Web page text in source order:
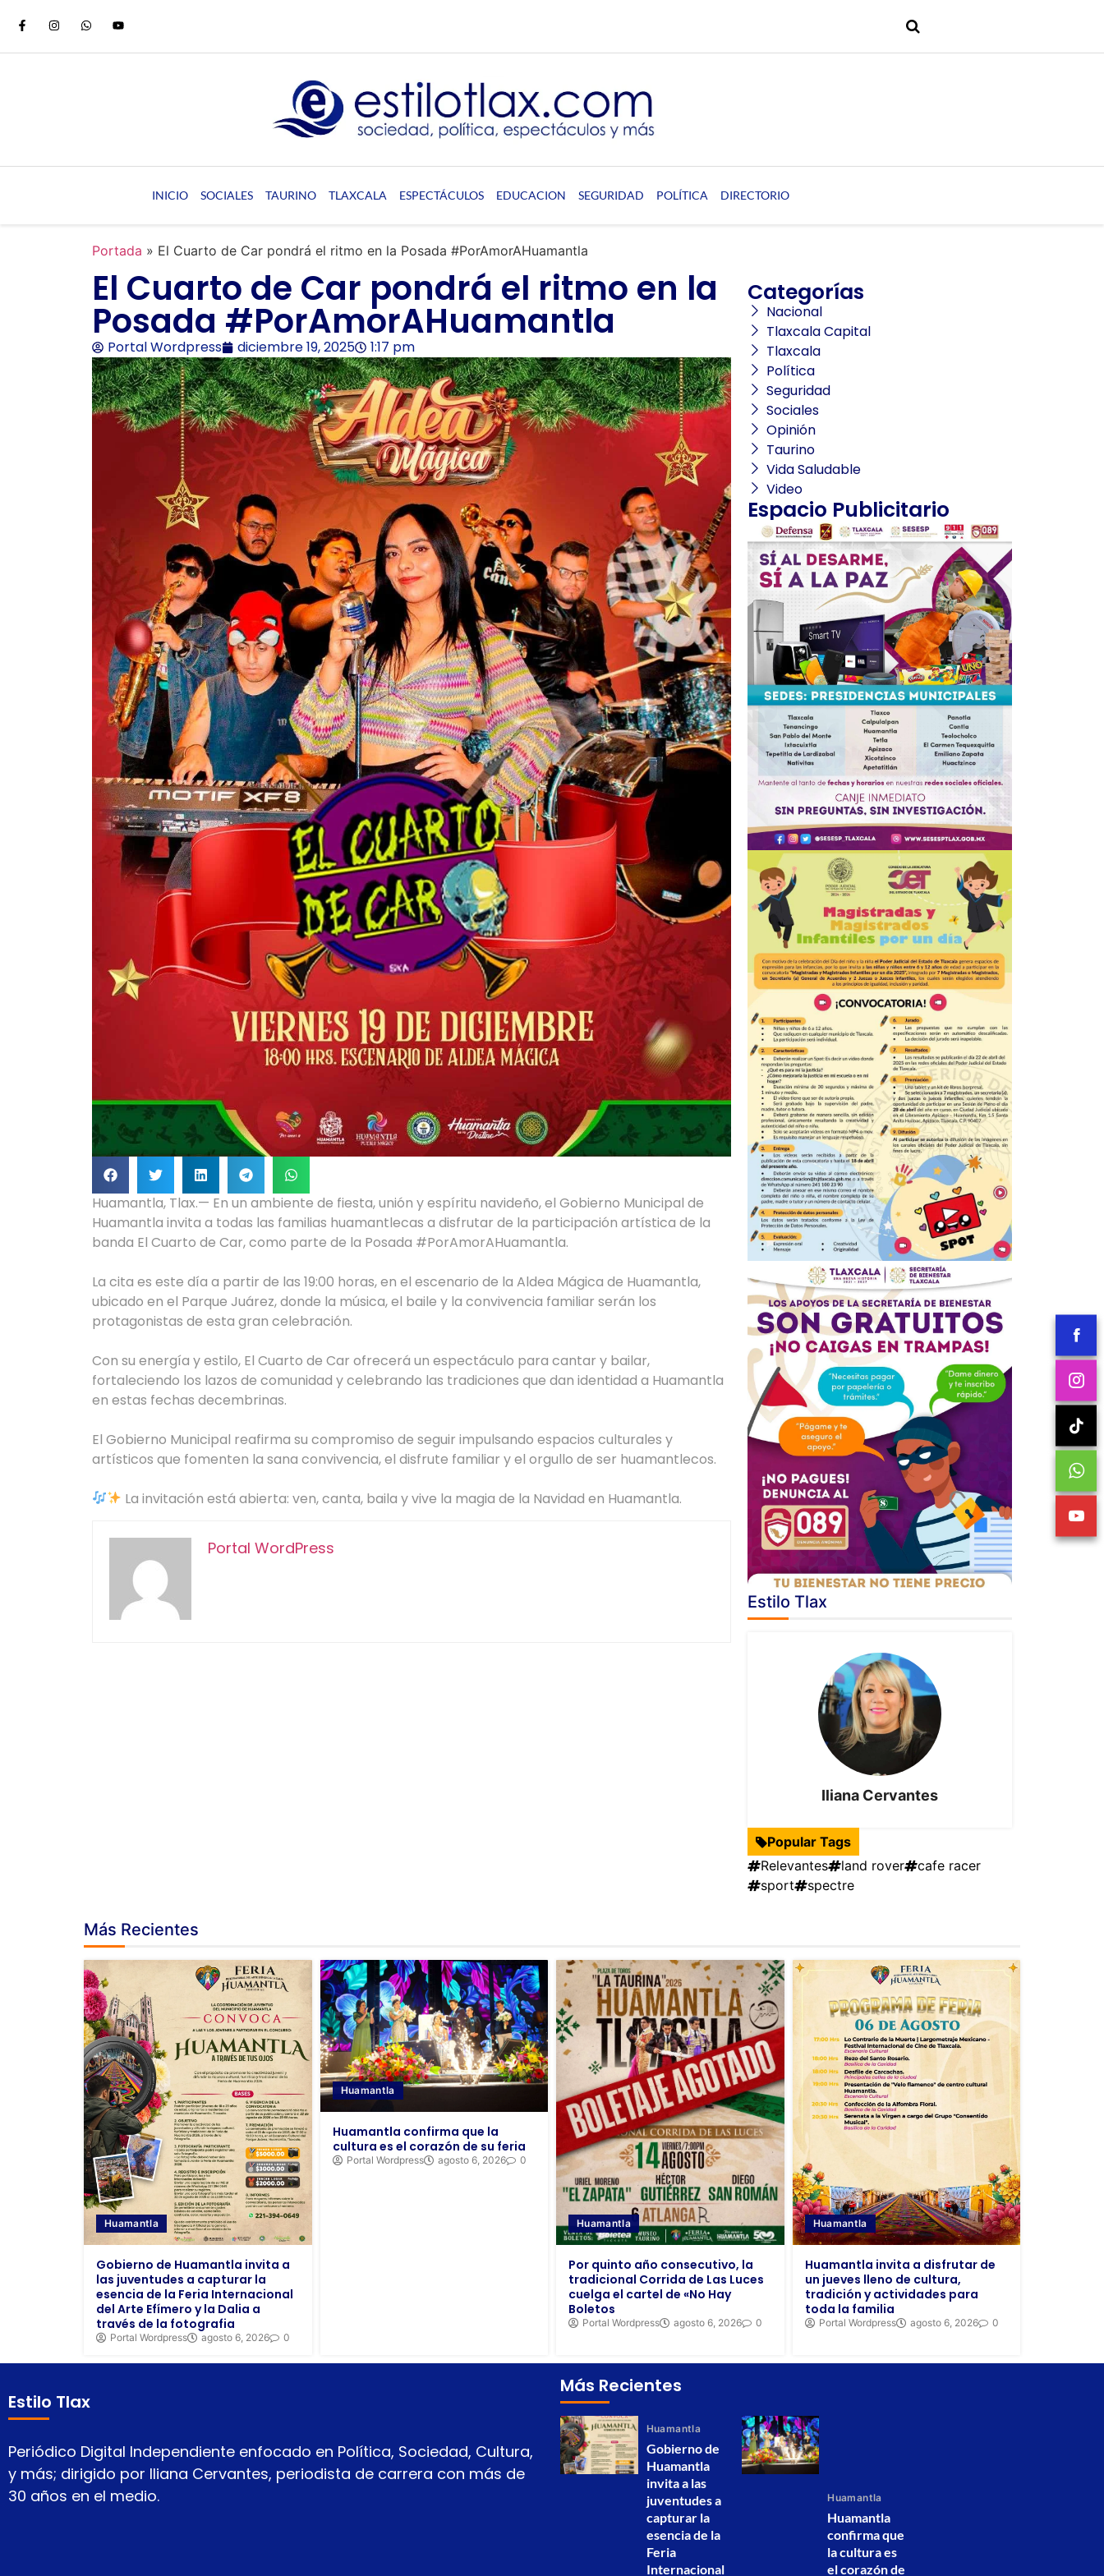
INICIO SOCIALES TAURINO TLAXCALA ESPECTÁCULOS EDUCACION SEGURIDAD POLÍTICA DIRECTORIO
Portada » El Cuarto de Car pondrá el ritmo en la Posada #PorAmorAHuamantla
El Cuarto de Car pondrá el ritmo en la
Posada #PorAmorAHuamantla
Portal Wordpress diciembre 19, 2025 1:17 pm
Huamantla, Tlax.— En un ambiente de fiesta, unión y espíritu navideño, el Gobierno Municipal de
Huamantla invita a todas las familias huamantlecas a disfrutar de la participación artística de la
banda El Cuarto de Car, como parte de la Posada #PorAmorAHuamantla.
La cita es este día a partir de las 19:00 horas, en el escenario de la Aldea Mágica de Huamantla,
ubicado en el Parque Juárez, donde la música, el baile y la convivencia familiar serán los
protagonistas de esta gran celebración.
Con su energía y estilo, El Cuarto de Car ofrecerá un espectáculo para cantar y bailar,
fortaleciendo los lazos de comunidad y celebrando las tradiciones que dan identidad a Huamantla
en estas fechas decembrinas.
El Gobierno Municipal reafirma su compromiso de seguir impulsando espacios culturales y
artísticos que fomenten la sana convivencia, el disfrute familiar y el orgullo de ser huamantlecos.
La invitación está abierta: ven, canta, baila y vive la magia de la Navidad en Huamantla.
Portal WordPress
Categorías
Nacional
Tlaxcala Capital
Tlaxcala
Política
Seguridad
Sociales
Opinión
Taurino
Vida Saludable
Video
Espacio Publicitario
Estilo Tlax
Iliana Cervantes
Popular Tags
Relevantes
land rover
cafe racer
sport
spectre
Más Recientes
Huamantla
Gobierno de Huamantla invita a
las juventudes a capturar la
esencia de la Feria Internacional
del Arte Efímero y la Dalia a
través de la fotografia
Portal Wordpress agosto 6, 2026 0
Huamantla
Huamantla confirma que la
cultura es el corazón de su feria
Portal Wordpress agosto 6, 2026 0
Huamantla
Por quinto año consecutivo, la
tradicional Corrida de Las Luces
cuelga el cartel de «No Hay
Boletos
Portal Wordpress agosto 6, 2026 0
Huamantla
Huamantla invita a disfrutar de
un jueves lleno de cultura,
tradición y actividades para
toda la familia
Portal Wordpress agosto 6, 2026 0
Estilo Tlax
Periódico Digital Independiente enfocado en Política, Sociedad, Cultura,
y más; dirigido por Iliana Cervantes, periodista de carrera con más de
30 años en el medio.
Más Recientes
Huamantla
Gobierno de
Huamantla
invita a las
juventudes a
capturar la
esencia de la
Feria
Internacional
Huamantla
Huamantla
confirma que
la cultura es
el corazón de